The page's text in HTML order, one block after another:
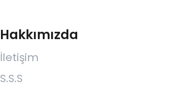
Hakkımızda
İletişim
S.S.S